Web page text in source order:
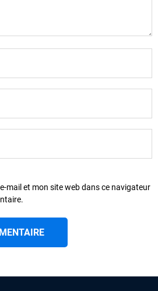
mail et mon site web dans ce navigateur